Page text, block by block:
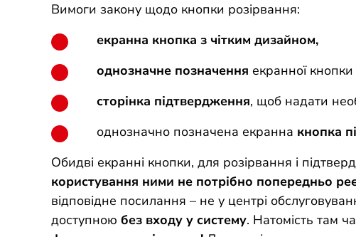
Вимоги закону щодо кнопки розірвання:
екранна кнопка з чітким дизайном,
однозначне позначення екранної
сторінка підтвердження, щоб надати
однозначно позначена екранна кнопка
Обидві екранні кнопки, для розірвання і
користування ними не потрібно попередньо
відповідне посилання – не у центрі
доступною без входу у систему. Натомість там